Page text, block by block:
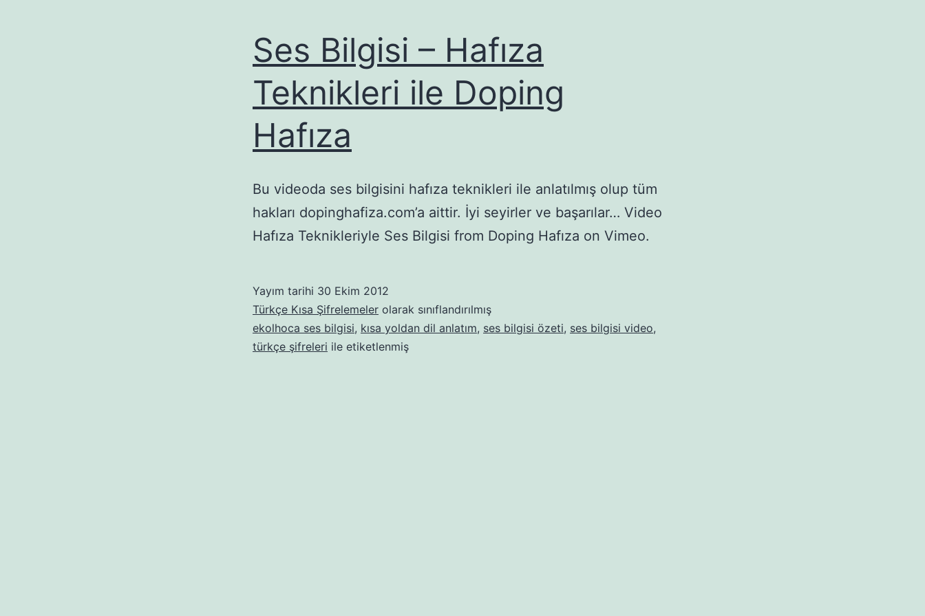
Ses Bilgisi – Hafıza
Teknikleri ile Doping
Hafıza
Bu videoda ses bilgisini hafıza teknikleri ile anlatılmış olup tüm
hakları dopinghafiza.com’a aittir. İyi seyirler ve başarılar… Video
Hafıza Teknikleriyle Ses Bilgisi from Doping Hafıza on Vimeo.
Yayım tarihi 30 Ekim 2012
Türkçe Kısa Şifrelemeler olarak sınıflandırılmış
ekolhoca ses bilgisi, kısa yoldan dil anlatım, ses bilgisi özeti, ses bilgisi video,
türkçe şifreleri ile etiketlenmiş